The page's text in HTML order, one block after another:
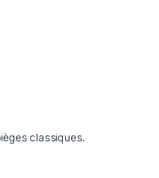
classiques.